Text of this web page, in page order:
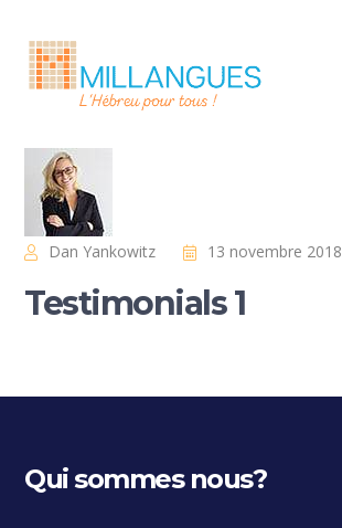
Dan Yankowitz 13 novembre 2018
Testimonials 1
Qui sommes nous?